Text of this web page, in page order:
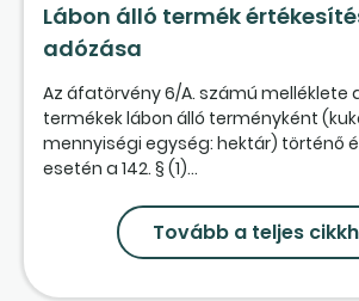
Lábon álló termék
adózása
Az áfatörvény 6/A. számú melléklete
termékek lábon álló terményként
mennyiségi egység: hektár) történő
esetén a 142. § (1)...
Tovább a teljes